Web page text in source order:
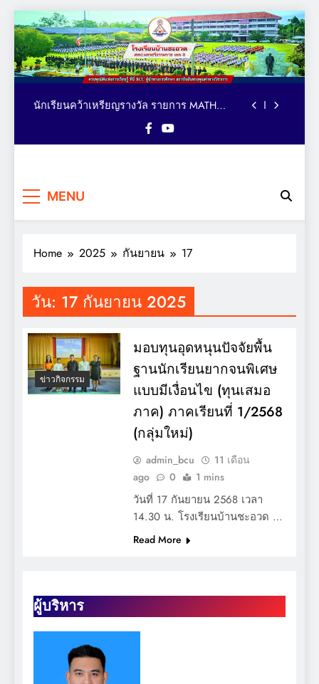
Skip
to
contentตารางอาหารกลางวัน โรงเรียนบ้านชะอวด วัน
ที่ 3-7 สิงหาคม 2569
คณะผู้บริหาร เยี่ยม ติดตาม ให้กำลังใจ การจัด
กิจกรรมเทควันโด ของนักเรียนหลักสูตรภาษา
อังกฤษ MEP : Bancha-uat School
นักเรียนคว้าเหรียญรางวัล รายการ MATH
มอบถ้วยรางวัล เหรียญรางวัล และเกียรติบัตร
แก่นักเรียน รายการมหกรรมกีฬาวิชาการเพื่อ
คณะผู้บริหาร เยี่ยม ติดตาม ให้กำลังใจ การจัด
กิจกรรมเทควันโด ของนักเรียนหลักสูตรภาษา
อังกฤษ MEP : Bancha-uat School
นักเรียนคว้าเหรียญรางวัล รายการ MATH
ระดับประเทศ
มอบถ้วยรางวัล เหรียญรางวัล และเกียรติบัตร
KST LOGIC GAMES 2026
ตารางอาหารกลางวัน โรงเรียนบ้านชะอวด วัน
ที่ 3-7 สิงหาคม 2569
บ้านชะอวด
MENU
ผู้บริหาร
Home 2025 กันยายน 17
วัน: 17 กันยายน 2025
ข่าวกิจกรรม
มอบทุนอุดหนุนปัจจัยพื้น
ฐานนักเรียนยากจนพิเศษ
แบบมีเงื่อนไข (ทุนเสมอ
ภาค) ภาคเรียนที่ 1/2568
(กลุ่มใหม่)
admin_bcu
11 เดือน
ago
0 1 mins
วันที่ 17 กันยายน 2568 เวลา
14.30 น. โรงเรียนบ้านชะอวด …
Read More